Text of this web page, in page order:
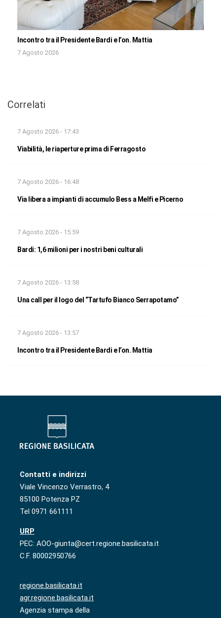
Incontro tra il Presidente Bardi e l’on. Mattia
7 Agosto 2026
Correlati
7 Agosto 2026 - 17:43
Viabilità, le riaperture prima di Ferragosto
7 Agosto 2026 - 16:48
Via libera a impianti di accumulo Bess a Melfi e Picerno
7 Agosto 2026 - 15:59
Bardi: 1,6 milioni per i nostri beni culturali
7 Agosto 2026 - 13:58
Una call per il logo del “Tartufo Bianco Serrapotamo”
7 Agosto 2026 - 13:57
Incontro tra il Presidente Bardi e l’on. Mattia
Contatti e indirizzi
Viale Vincenzo Verrastro, 4
85100 Potenza PZ
Tel 0971 661111
URP
PEC: AOO-giunta@cert.regione.basilicata.it
C.F. 80002950766
regione.basilicata.it
agr.regione.basilicata.it
Agenzia stampa della